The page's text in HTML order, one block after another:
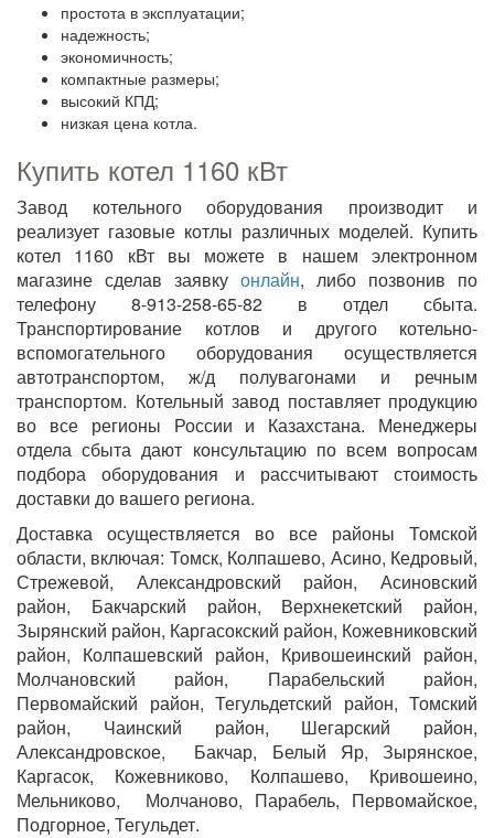
простота в эксплуатации;
надежность;
экономичность;
компактные размеры;
высокий КПД;
низкая цена котла.
Купить котел 1160 кВт
Завод котельного оборудования производит и
реализует газовые котлы различных моделей. Купить
котел 1160 кВт вы можете в нашем электронном
магазине сделав заявку онлайн, либо позвонив по
телефону 8-913-258-65-82 в отдел сбыта.
Транспортирование котлов и другого котельно-
вспомогательного оборудования осуществляется
автотранспортом, ж/д полувагонами и речным
транспортом. Котельный завод поставляет продукцию
во все регионы России и Казахстана. Менеджеры
отдела сбыта дают консультацию по всем вопросам
подбора оборудования и рассчитывают стоимость
доставки до вашего региона.
Доставка осуществляется во все районы Томской
области, включая: Томск, Колпашево, Асино, Кедровый,
Стрежевой, Александровский район, Асиновский
район, Бакчарский район, Верхнекетский район,
Зырянский район, Каргасокский район, Кожевниковский
район, Колпашевский район, Кривошеинский район,
Молчановский район, Парабельский район,
Первомайский район, Тегульдетский район, Томский
район, Чаинский район, Шегарский район,
Александровское, Бакчар, Белый Яр, Зырянское,
Каргасок, Кожевниково, Колпашево, Кривошеино,
Мельниково, Молчаново, Парабель, Первомайское,
Подгорное, Тегульдет.